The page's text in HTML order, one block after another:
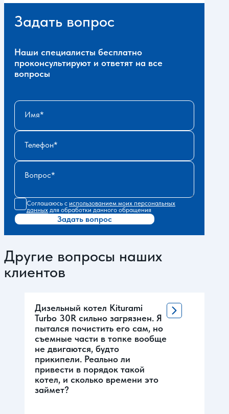
Задать вопрос
Наши специалисты бесплатно
проконсультируют и ответят на все
вопросы
Имя
Телефон
Вопрос
Соглашаюсь с использованием моих персональных
данных для обработки данного обращения
Задать вопрос
Другие вопросы наших
клиентов
Дизельный котел Kiturami
Turbo 30R сильно загрязнен. Я
пытался почистить его сам, но
съемные части в топке вообще
не двигаются, будто
прикипели. Реально ли
привести в порядок такой
котел, и сколько времени это
займет?